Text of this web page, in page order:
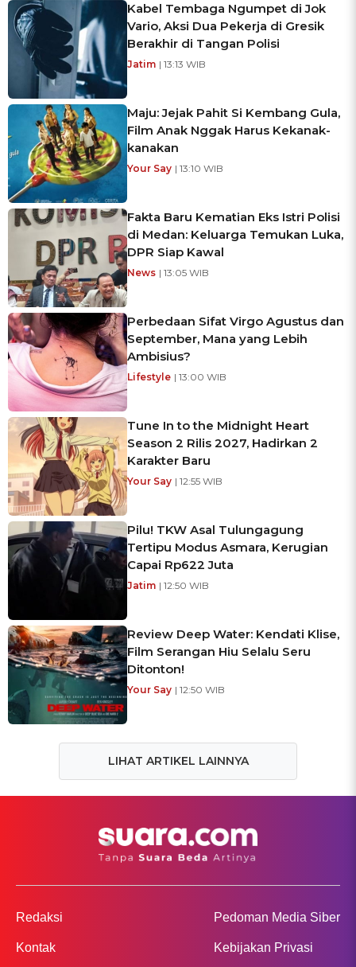
Kabel Tembaga Ngumpet di Jok
Vario, Aksi Dua Pekerja di Gresik
Berakhir di Tangan Polisi
Jatim | 13:13 WIB
Maju: Jejak Pahit Si Kembang Gula,
Film Anak Nggak Harus Kekanak-
kanakan
Your Say | 13:10 WIB
Fakta Baru Kematian Eks Istri Polisi
di Medan: Keluarga Temukan Luka,
DPR Siap Kawal
News | 13:05 WIB
Perbedaan Sifat Virgo Agustus dan
September, Mana yang Lebih
Ambisius?
Lifestyle | 13:00 WIB
Tune In to the Midnight Heart
Season 2 Rilis 2027, Hadirkan 2
Karakter Baru
Your Say | 12:55 WIB
Pilu! TKW Asal Tulungagung
Tertipu Modus Asmara, Kerugian
Capai Rp622 Juta
Jatim | 12:50 WIB
Review Deep Water: Kendati Klise,
Film Serangan Hiu Selalu Seru
Ditonton!
Your Say | 12:50 WIB
LIHAT ARTIKEL LAINNYA
Redaksi
Kontak
Pedoman Media Siber
Kebijakan Privasi